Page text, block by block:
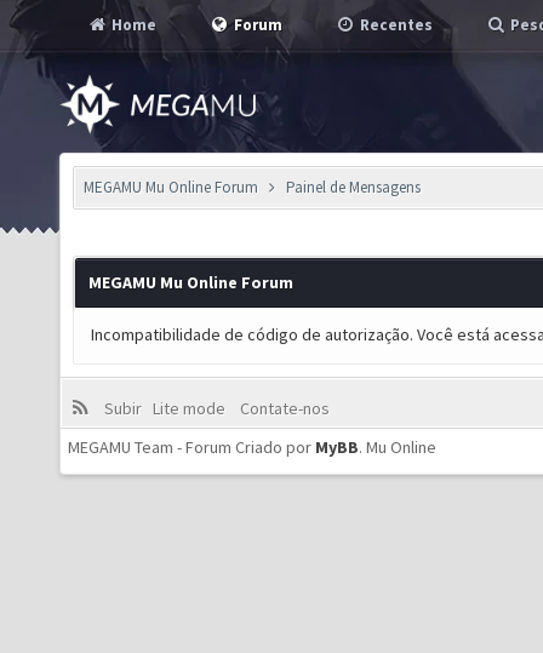
Home Forum Recentes
MEGAMU Mu Online Forum Painel de Mensagens
MEGAMU Mu Online Forum
Incompatibilidade de código de autorização. Você está
Subir Lite mode
Contate-nos
MEGAMU Team - Forum Criado por MyBB. Mu Online